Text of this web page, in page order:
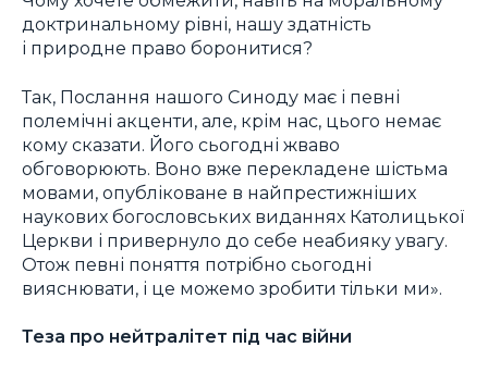
доктринальному рівні, нашу здатність
і природне право боронитися?
Так, Послання нашого Синоду має і певні
полемічні акценти, але, крім нас, цього немає
кому сказати. Його сьогодні жваво
обговорюють. Воно вже перекладене шістьма
мовами, опубліковане в найпрестижніших
наукових богословських виданнях Католицької
Церкви і привернуло до себе неабияку увагу.
Отож певні поняття потрібно сьогодні
вияснювати, і це можемо зробити тільки ми».
Теза про нейтралітет під час війни